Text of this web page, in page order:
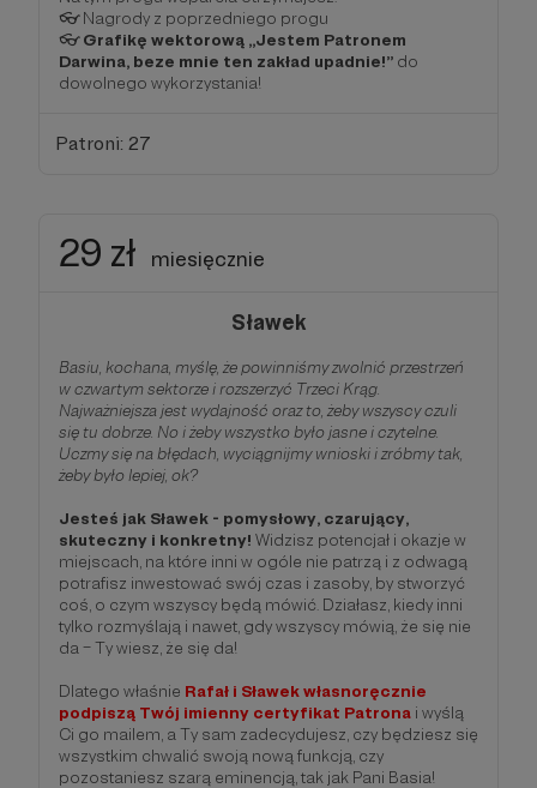
👓 Nagrody z poprzedniego progu
👓Grafikę wektorową „Jestem Patronem
Darwina, beze mnie ten zakład upadnie!” do
dowolnego wykorzystania!
Patroni: 27
29 zł miesięcznie
Sławek
Basiu, kochana, myślę, że powinniśmy zwolnić przestrzeń
w czwartym sektorze i rozszerzyć Trzeci Krąg.
Najważniejsza jest wydajność oraz to, żeby wszyscy czuli
się tu dobrze. No i żeby wszystko było jasne i czytelne.
Uczmy się na błędach, wyciągnijmy wnioski i zróbmy tak,
żeby było lepiej, ok?
Jesteś jak Sławek - pomysłowy, czarujący,
skuteczny i konkretny! Widzisz potencjał i okazje w
miejscach, na które inni w ogóle nie patrzą i z odwagą
potrafisz inwestować swój czas i zasoby, by stworzyć
coś, o czym wszyscy będą mówić. Działasz, kiedy inni
tylko rozmyślają i nawet, gdy wszyscy mówią, że się nie
da – Ty wiesz, że się da!
Dlatego właśnie Rafał i Sławek własnoręcznie
podpiszą Twój imienny certyfikat Patrona i wyślą
Ci go mailem, a Ty sam zadecydujesz, czy będziesz się
wszystkim chwalić swoją nową funkcją, czy
pozostaniesz szarą eminencją, tak jak Pani Basia!